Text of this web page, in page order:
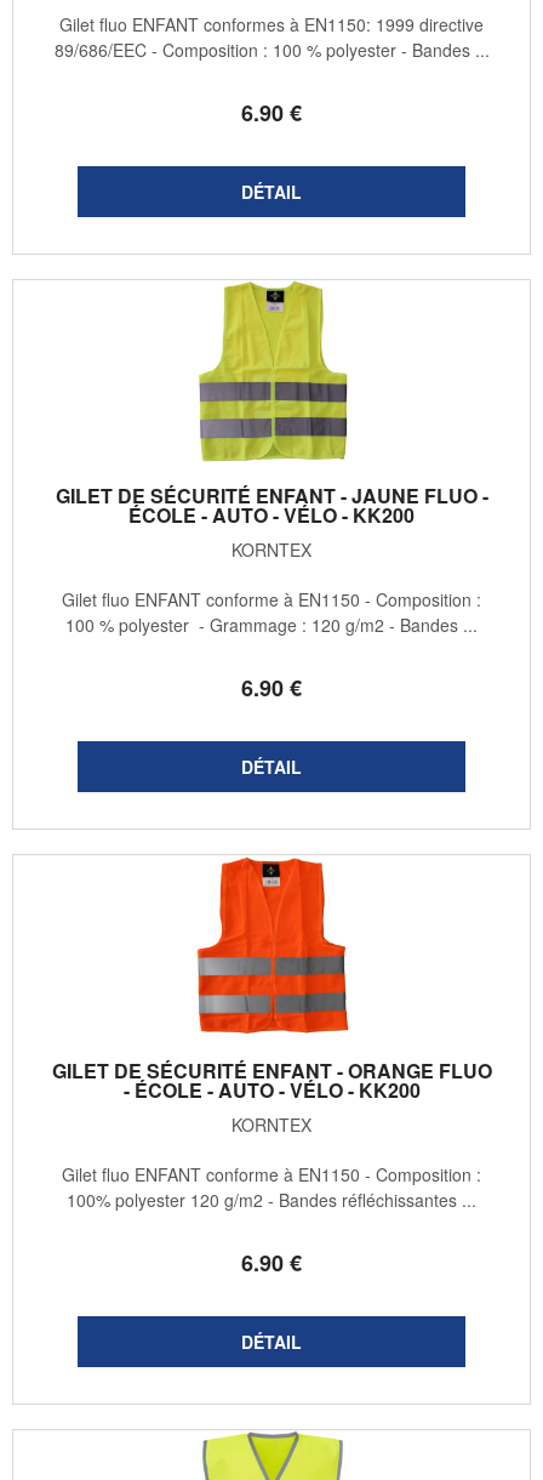
6.90€
Gilet fluo ENFANT conformes à EN1150: 1999 directive
89/686/EEC - Composition : 100 % polyester - Bandes ...
GILET DE SÉCURITÉ ENFANT - JAUNE FLUO -
ÉCOLE - AUTO - VÉLO - KK200
KORNTEX
6.90€
Gilet fluo ENFANT conforme à EN1150 - Composition :
100 % polyester - Grammage : 120 g/m2 - Bandes ...
GILET DE SÉCURITÉ ENFANT - ORANGE FLUO
- ÉCOLE - AUTO - VÉLO - KK200
KORNTEX
6.90€
Gilet fluo ENFANT conforme à EN1150 - Composition :
100% polyester 120 g/m2 - Bandes réfléchissantes ...